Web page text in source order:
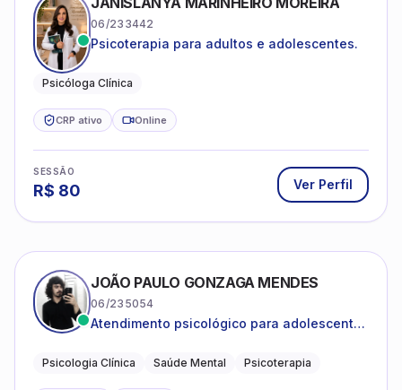
06/233442
Psicoterapia para adultos e adolescentes.
Psicóloga Clínica
CRP ativo Online
SESSÃO
R$ 80 Ver Perfil
JOÃO PAULO GONZAGA MENDES
06/235054
Atendimento psicológico para adolescentes
depressão e autoestima.
Psicologia Clínica Saúde Mental Psicoterapia